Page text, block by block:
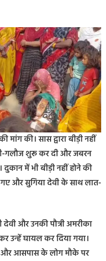
की। सास द्वारा बीड़ी नहीं
गलौज शुरू कर दी और जबरन
में भी बीड़ी नहीं होने की
गए और सुगिया देवी के साथ लात-
और उनकी पौत्री अमरीका
उन्हें घायल कर दिया गया।
और आसपास के लोग मौके पर